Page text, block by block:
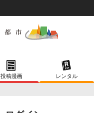
投稿漫画 レンタル